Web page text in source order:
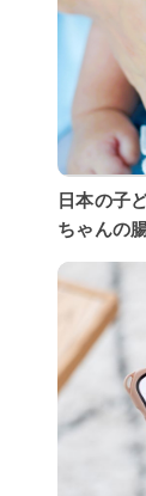
日本の子
ちゃんの